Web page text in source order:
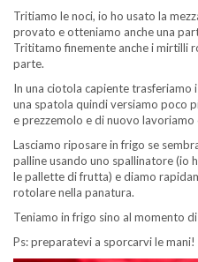
Tritiamo le noci, io ho usato la
provato e otteniamo anche una
Trititamo finemente anche i mirtilli
parte.
In una ciotola capiente trasferiamo
una spatola quindi versiamo poco
e prezzemolo e di nuovo lavoriamo
Lasciamo riposare in frigo se
palline usando uno spallinatore (io
le pallette di frutta) e diamo
rotolare nella panatura.
Teniamo in frigo sino al momento
Ps: preparatevi a sporcarvi le mani!